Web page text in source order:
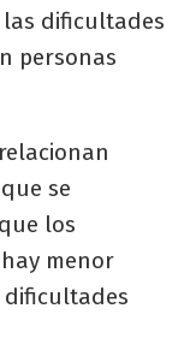
dificultades
personas
se
los
menor